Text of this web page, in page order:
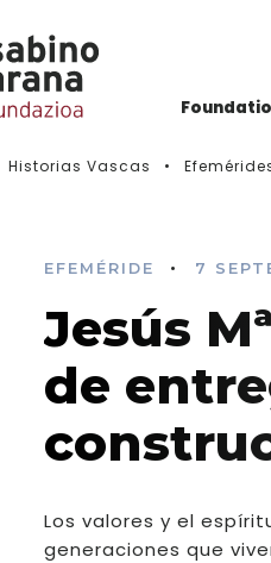
Historikoa
Historias Vascas
EFEMÉRIDE • 7
Jesús
de
Los valores y el
generaciones que